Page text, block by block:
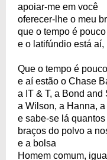
apoiar-me em você
oferecer-lhe o meu
que o tempo é pouco
e o latifúndio está aí,
Que o tempo é pouco
e aí estão o Chase
a IT & T, a Bond and
a Wilson, a Hanna,
e sabe-se lá
braços do polvo a
e a bolsa
Homem comum, igual